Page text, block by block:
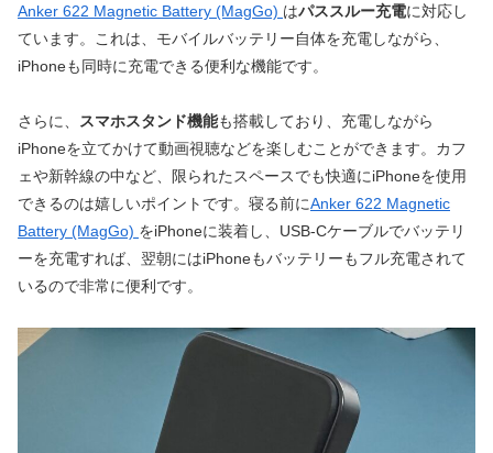
Anker 622 Magnetic Battery (MagGo) はパススルー充電に対応し
ています。これは、モバイルバッテリー自体を充電しながら、
iPhoneも同時に充電できる便利な機能です。
さらに、 スマホスタンド機能も搭載しており、充電しながら
iPhoneを立てかけて動画視聴などを楽しむことができます。カフ
ェや新幹線の中など、限られたスペースでも快適にiPhoneを使用
できるのは嬉しいポイントです。寝る前にAnker 622 Magnetic
Battery (MagGo) をiPhoneに装着し、USB-Cケーブルでバッテリ
ーを充電すれば、翌朝にはiPhoneもバッテリーもフル充電されて
いるので非常に便利です。